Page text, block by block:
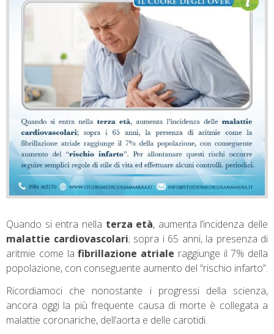
Quando si entra nella terza età, aumenta l’incidenza delle
malattie cardiovascolari; sopra i 65 anni, la presenza di
aritmie come lafibrillazione atriale raggiunge il 7% della
popolazione, con conseguente aumento del “rischio infarto”.
Ricordiamoci che nonostante i progressi della scienza,
ancora oggi la più frequente causa di morte è collegata a
malattie coronariche, dell’aorta e delle carotidi.